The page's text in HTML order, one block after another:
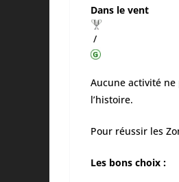
Dans le vent
/
Aucune activité
l’histoire.
Pour réussir les
Les bons choix :